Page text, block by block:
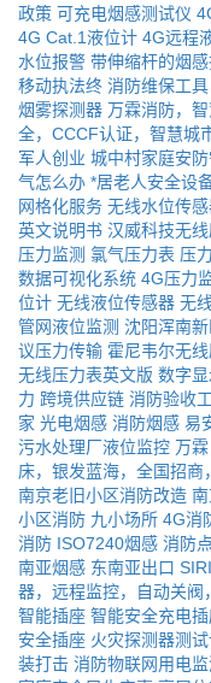
政策 可充电烟感测试仪
4G Cat.1液位计 4G远程
水位报警 带伸缩杆的烟
移动执法终 消防维保工具
烟雾探测器 万霖消防，
全，CCCF认证，智慧城
军人创业 城中村家庭安
气怎么办 *居老人安全设
网格化服务 无线水位传
英文说明书 汉威科技无
压力监测 氯气压力表 压
数据可视化系统 4G压力
位计 无线液位传感器 无
管网液位监测 沈阳浑南
议压力传输 霍尼韦尔无
无线压力表英文版 数字
力 跨境供应链 消防验收
家 光电烟感 消防烟感 易
污水处理厂液位监控 万
床，银发蓝海，全国招商
南京老旧小区消防改造
小区消防 九小场所 4G消
消防 ISO7240烟感 消防
南亚烟感 东南亚出口
器，远程监控，自动关阀
智能插座 智能安全充电
安全插座 火灾探测器测
装打击 消防物联网用电监